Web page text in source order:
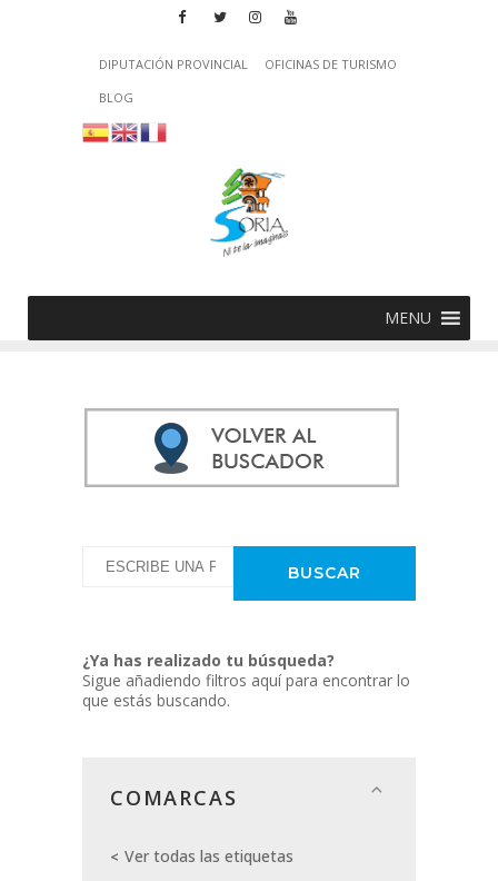
DIPUTACIÓN PROVINCIAL
OFICINAS DE TURISMO
BLOG
MENU
¿Ya has realizado tu búsqueda?
Sigue añadiendo filtros aquí para encontrar lo
que estás buscando.
COMARCAS
Ver todas las etiquetas